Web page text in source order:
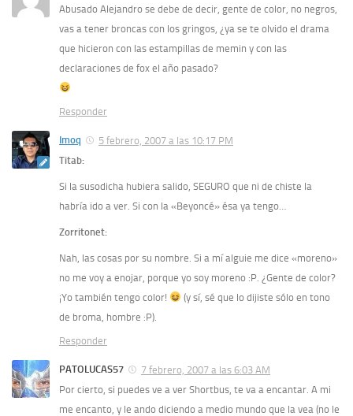
Abusado Alejandro se debe de decir, gente de color, no negros,
vas a tener broncas con los gringos, ¿ya se te olvido el drama
que hicieron con las estampillas de memin y con las
declaraciones de fox el año pasado?
Responder
Imoq
5 febrero, 2007 a las 10:17 PM
Titab:
Si la susodicha hubiera salido, SEGURO que ni de chiste la
habría ido a ver. Si con la «Beyoncé» ésa ya tengo…
Zorritonet:
Nah, las cosas por su nombre. Si a mí alguie me dice «moreno»
no me voy a enojar, porque yo soy moreno :P. ¿Gente de color?
¡Yo también tengo color!
(y sí, sé que lo dijiste sólo en tono
de broma, hombre :P).
Responder
PATOLUCAS57
7 febrero, 2007 a las 6:03 AM
Por cierto, si puedes ve a ver Shortbus, te va a encantar. A mi
me encanto, y le ando diciendo a medio mundo que la vea (no le